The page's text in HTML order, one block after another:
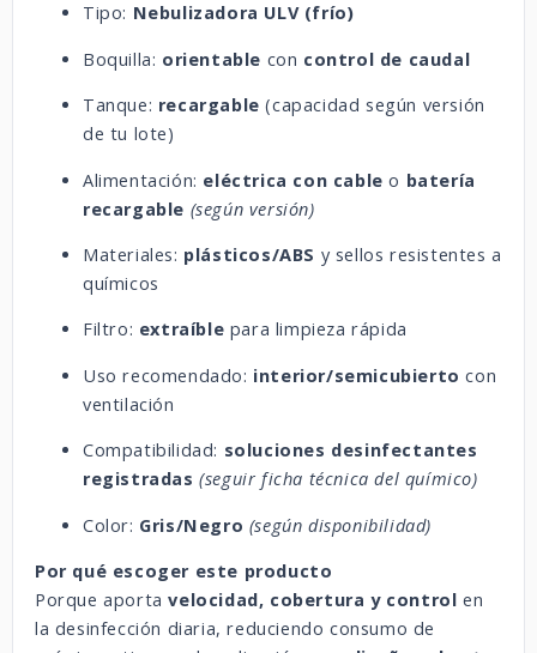
Tipo: Nebulizadora ULV (frío)
Boquilla: orientable con control de caudal
Tanque: recargable (capacidad según versión
de tu lote)
Alimentación: eléctrica con cable o batería
recargable (según versión)
Materiales: plásticos/ABS y sellos resistentes a
químicos
Filtro: extraíble para limpieza rápida
Uso recomendado: interior/semicubierto con
ventilación
Compatibilidad: soluciones desinfectantes
registradas (seguir ficha técnica del químico)
Color: Gris/Negro (según disponibilidad)
Por qué escoger este producto
Porque aportavelocidad, cobertura y control en
la desinfección diaria, reduciendo consumo de